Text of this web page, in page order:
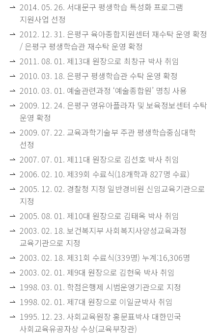
2014. 05. 26. 서대문구 평생학습 특성화 프로그램
지원사업 선정
2012. 12. 31. 은평구 육아종합지원센터 재수탁 운영 확정
/ 은평구 평생학습관 재수탁 운영 확정
2011. 08. 01. 제13대 원장으로 최창규 박사 취임
2010. 03. 18. 은평구 평생학습관 수탁 운영 확정
2010. 03. 01. 예술관련과정 ‘예술종합원’ 명칭 사용
2009. 12. 24. 은평구 영유아플라자 및 보육정보센터 수탁
운영 확정
2009. 07. 22. 교육과학기술부 주관 평생학습중심대학
선정
2007. 07. 01. 제11대 원장으로 김선호 박사 취임
2006. 02. 10. 제39회 수료식(18개학과 827명 수료)
2005. 12. 02. 경찰청 지정 일반경비원 신임교육기관으로
지정
2005. 08. 01. 제10대 원장으로 김태옥 박사 취임
2003. 02. 18. 보건복지부 사회복지사양성교육과정
교육기관으로 지정
2003. 02. 18. 제31회 수료식(339명) 누계:16,306명
2003. 02. 01. 제9대 원장으로 김현욱 박사 취임
1998. 03. 01. 학점은행제 시범운영기관으로 지정
1998. 02. 01. 제7대 원장으로 이일균박사 취임
1995. 12. 23. 사회교육원장 홍문표박사 대한민국
사회교육유공자상 수상(교육부장관)